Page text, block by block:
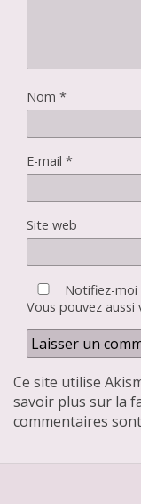
Nom *
E-mail *
Site web
Notifiez-moi
Vous pouvez aussi
Ce site utilise
savoir plus sur la
commentaires